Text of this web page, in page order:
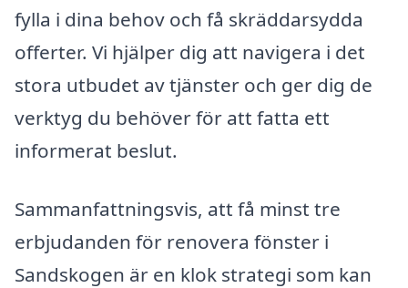
fylla i dina behov och få skräddarsydda
offerter. Vi hjälper dig att navigera i det
stora utbudet av tjänster och ger dig de
verktyg du behöver för att fatta ett
informerat beslut.
Sammanfattningsvis, att få minst tre
erbjudanden för renovera fönster i
Sandskogen är en klok strategi som kan